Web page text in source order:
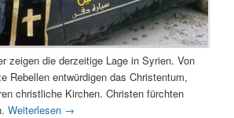
zeigen die derzeitige Lage in Syrien. Von
Rebellen entwürdigen das Christentum,
christliche Kirchen. Christen fürchten
Weiterlesen →